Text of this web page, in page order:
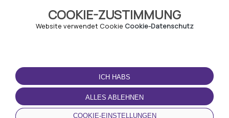
COOKIE-ZUSTIMMUNG
Website verwendet Cookie Cookie-Datenschutz
ICH HABS
ALLES ABLEHNEN
COOKIE-EINSTELLUNGEN
NUTZUNGSBEDINGUNGEN
Geschäftsbedingungen
Datenschutz-
Bestimmungen
Cookie-Richtlinie
LADEN SIE DIE APP
HERUNTER